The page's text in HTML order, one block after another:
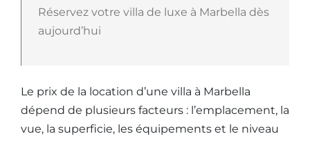
Réservez votre villa de luxe à Marbella dès
aujourd’hui
Le prix de la location d’une villa à Marbella
dépend de plusieurs facteurs : l’emplacement, la
vue, la superficie, les équipements et le niveau